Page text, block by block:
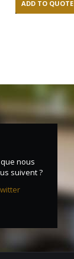
ADD TO QUOTE
nous
suivent ?